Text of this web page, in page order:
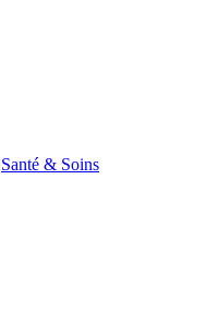
Santé & Soins